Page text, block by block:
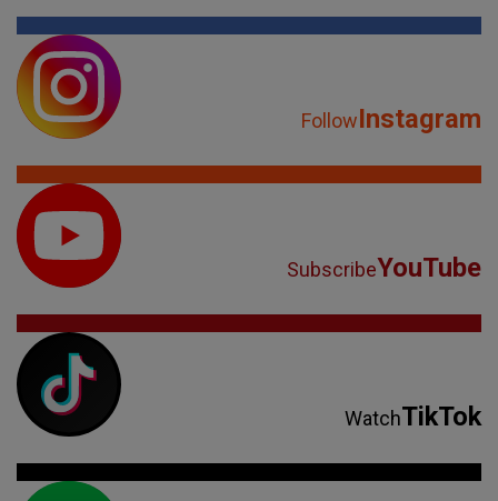
FollowInstagram
SubscribeYouTube
WatchTikTok